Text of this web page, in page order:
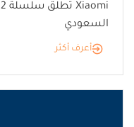
السعودي
أعرف أكثر